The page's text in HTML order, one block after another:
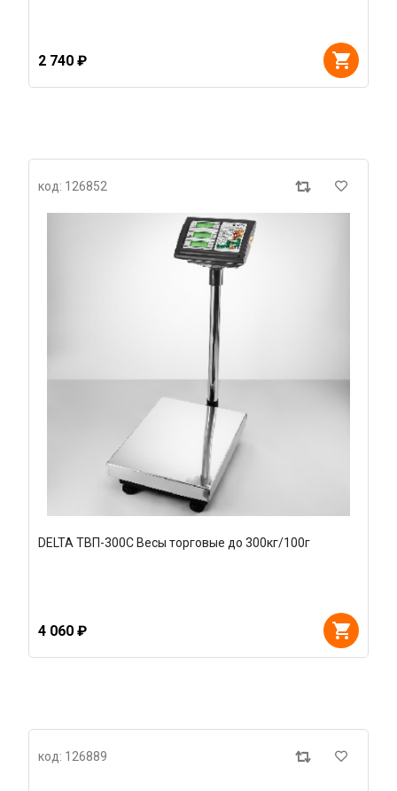
2 740 ₽
код: 126852
DELTA ТВП-300С Весы торговые до 300кг/100г
4 060 ₽
код: 126889